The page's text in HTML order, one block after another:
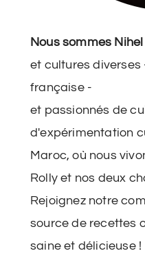
Nous sommes
et cultures
française -
et passionnés de
d'expérimentation
Maroc, où nous
Rolly et nos deux
Rejoignez notre
source de recettes
saine et délicieuse !